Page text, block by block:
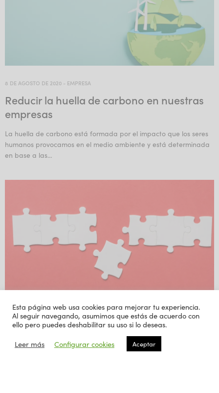
8 DE AGOSTO DE 2020 - EMPRESA
Reducir la huella de carbono en nuestras
empresas
La huella de carbono está formada por el impacto que los seres
humanos provocamos en el medio ambiente y está determinada
en base a las…
1 DE AGOSTO DE 2020- EMPRESA,EXTERCIA
Conciliación laboral y familiar
Esta página web usa cookies para mejorar tu experiencia.
Al seguir navegando, asumimos que estás de acuerdo con
ello pero puedes deshabilitar su uso si lo deseas.
Leer más
Configurar cookies Aceptar